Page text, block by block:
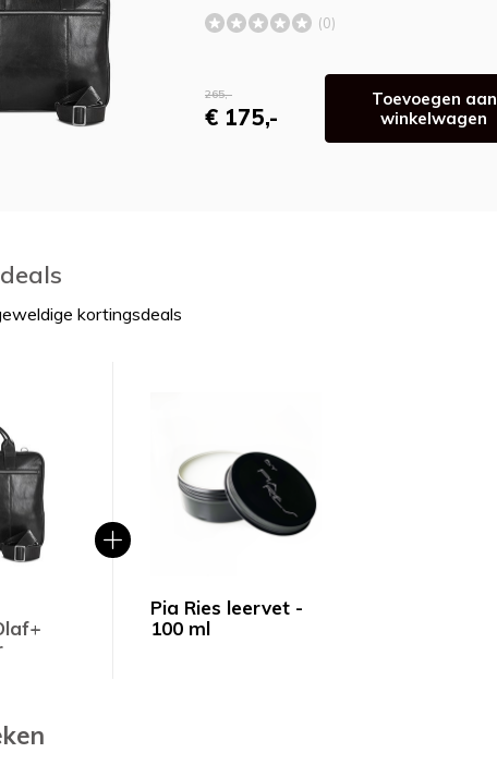
(0)
265,-
€ 175,-
Toevoegen aan
winkelwagen
kortingsdeals
Pia Ries leervet -
100 ml